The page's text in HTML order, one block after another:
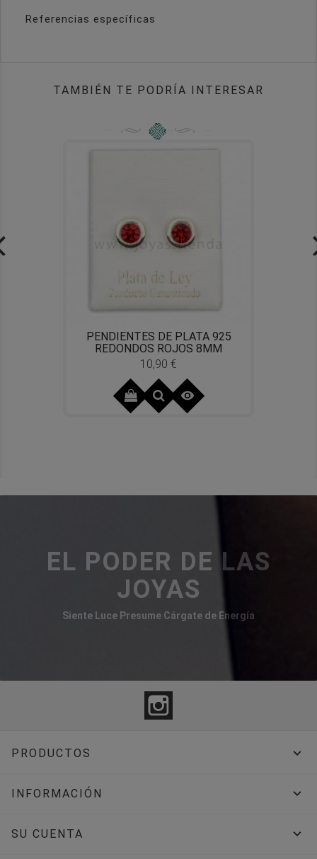
Referencias específicas
TAMBIÉN TE PODRÍA INTERESAR
PENDIENTES DE PLATA 925
REDONDOS ROJOS 8MM
Precio
10,90 €

EL PODER DE LAS
JOYAS
Siente Luce Presume Cárgate de Energía
PRODUCTOS 
INFORMACIÓN 
SU CUENTA 